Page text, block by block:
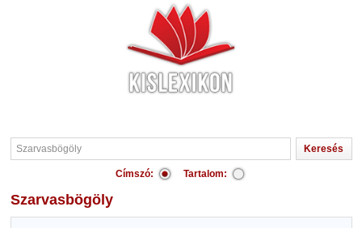
Címszó: Tartalom:
Szarvasbögöly